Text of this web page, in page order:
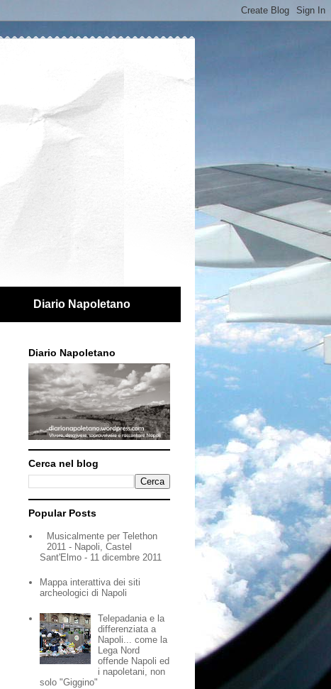
Diario Napoletano
Diario Napoletano
Cerca nel blog
Popular Posts
Musicalmente per Telethon
2011 - Napoli, Castel
Sant'Elmo - 11 dicembre 2011
Mappa interattiva dei siti
archeologici di Napoli
Telepadania e la
differenziata a
Napoli... come la
Lega Nord
offende Napoli ed
i napoletani, non
solo "Giggino"